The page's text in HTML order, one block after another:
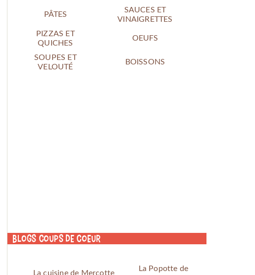
PÂTES
SAUCES ET
VINAIGRETTES
PIZZAS ET
QUICHES
OEUFS
SOUPES ET
VELOUTÉ
BOISSONS
Blogs coups de coeur
La cuisine de Mercotte
La Popotte de